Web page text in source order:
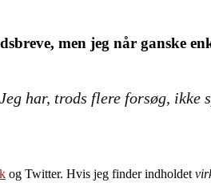
men jeg når ganske
har, trods flere forsøg, ikke
og Twitter. Hvis jeg finder indholdet